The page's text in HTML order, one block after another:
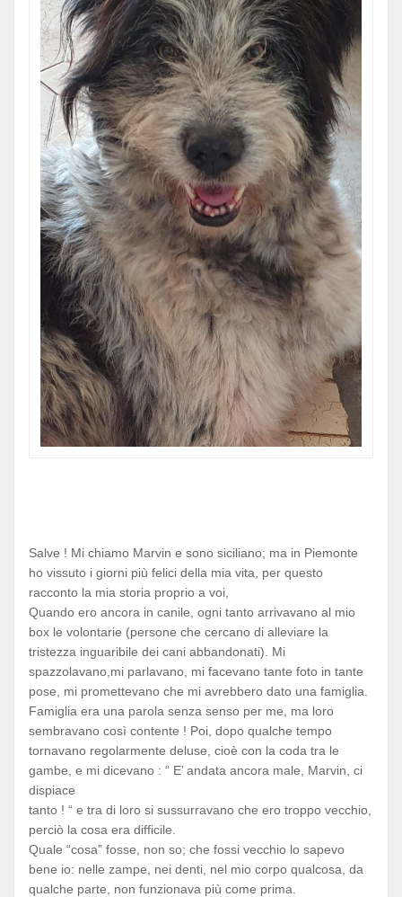
Salve ! Mi chiamo Marvin e sono siciliano; ma in Piemonte
ho vissuto i giorni più felici della mia vita, per questo
racconto la mia storia proprio a voi,
Quando ero ancora in canile, ogni tanto arrivavano al mio
box le volontarie (persone che cercano di alleviare la
tristezza inguaribile dei cani abbandonati). Mi
spazzolavano,mi parlavano, mi facevano tante foto in tante
pose, mi promettevano che mi avrebbero dato una famiglia.
Famiglia era una parola senza senso per me, ma loro
sembravano così contente ! Poi, dopo qualche tempo
tornavano regolarmente deluse, cioè con la coda tra le
gambe, e mi dicevano : “ E’ andata ancora male, Marvin, ci
dispiace
tanto ! “ e tra di loro si sussurravano che ero troppo vecchio,
perciò la cosa era difficile.
Quale “cosa” fosse, non so; che fossi vecchio lo sapevo
bene io: nelle zampe, nei denti, nel mio corpo qualcosa, da
qualche parte, non funzionava più come prima.